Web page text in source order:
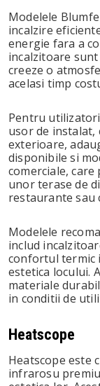
Modelele
incalzire
energie fara a
incalzitoare
creeze o
acelasi timp
Pentru
usor de instalat,
exterioare,
disponibile si
comerciale,
unor terase de
restaurante sau
Modelele
includ
confortul termic
estetica locului.
materiale
in conditii de
Heatscope
Heatscope este
infrarosu